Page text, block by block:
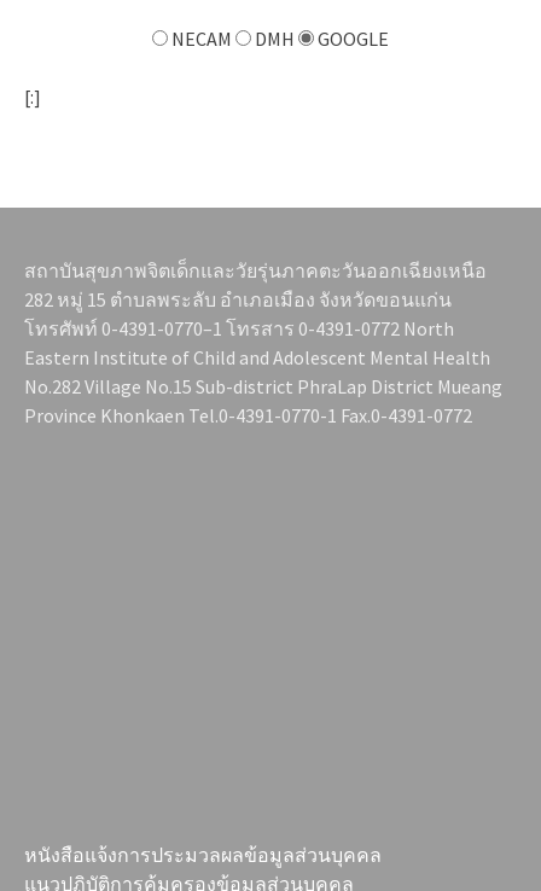
NECAM DMH GOOGLE
[:]
สถาบันสุขภาพจิตเด็กและวัยรุ่นภาคตะวันออกเฉียงเหนือ
282 หมู่ 15 ตำบลพระลับ อำเภอเมือง จังหวัดขอนแก่น
โทรศัพท์ 0-4391-0770–1 โทรสาร 0-4391-0772 North
Eastern Institute of Child and Adolescent Mental Health
No.282 Village No.15 Sub-district PhraLap District Mueang
Province Khonkaen Tel.0-4391-0770-1 Fax.0-4391-0772
หนังสือแจ้งการประมวลผลข้อมูลส่วนบุคคล
แนวปฏิบัติการคุ้มครองข้อมูลส่วนบุคคล